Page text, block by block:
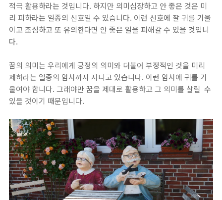
적극 활용하라는 것입니다. 하지만 의미심장하고 안 좋은 것은 미
리 피하라는 일종의 신호일 수 있습니다. 이런 신호에 잘 귀를 기울
이고 조심하고 또 유의한다면 안 좋은 일을 피해갈 수 있을 것입니
다.
꿈의 의미는 우리에게 긍정의 의미와 더불어 부정적인 것을 미리
제하라는 일종의 암시까지 지니고 있습니다. 이런 암시에 귀를 기
울여야 합니다. 그래야만 꿈을 제대로 활용하고 그 의미를 살릴 수
있을 것이기 때문입니다.